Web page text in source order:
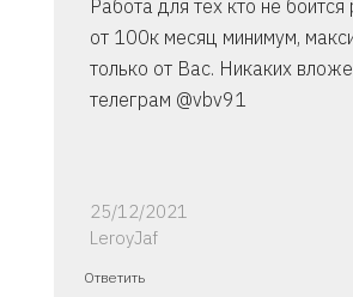
Работа для тех кто не
от 100к месяц минимум,
только от Вас. Никаких
телеграм @vbv91
25/12/2021
LeroyJaf
Ответ
Ответить